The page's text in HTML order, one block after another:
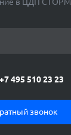
+7 495 510 23 23
звонок